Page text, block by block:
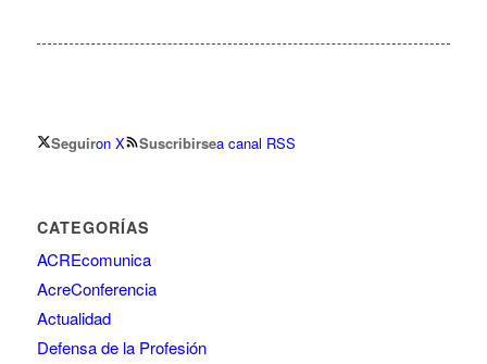
Seguiron X Suscribirsea canal RSS
CATEGORÍAS
ACREcomunica
AcreConferencia
Actualidad
Defensa de la Profesión